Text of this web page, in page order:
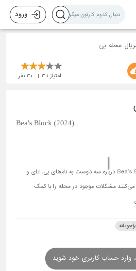
ورود
محله بی
امتیاز 3.1
30 نفر
Bea's Block (2024)
کارتون محله بی Bea’s Block 2024 درباره سه دوست به نام‌های بی، تای و
مشکلات موجود در محله را با کمک
وارد حساب کاربری خود شوید